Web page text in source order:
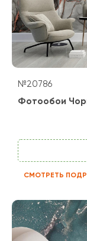
№20786
Фотообои
СМОТРЕТЬ